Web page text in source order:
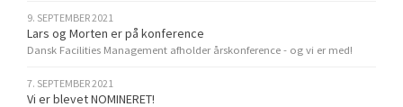
9. SEPTEMBER 2021
Lars og Morten er på konference
Dansk Facilities Management afholder årskonference - og vi er med!
7. SEPTEMBER 2021
Vi er blevet NOMINERET!